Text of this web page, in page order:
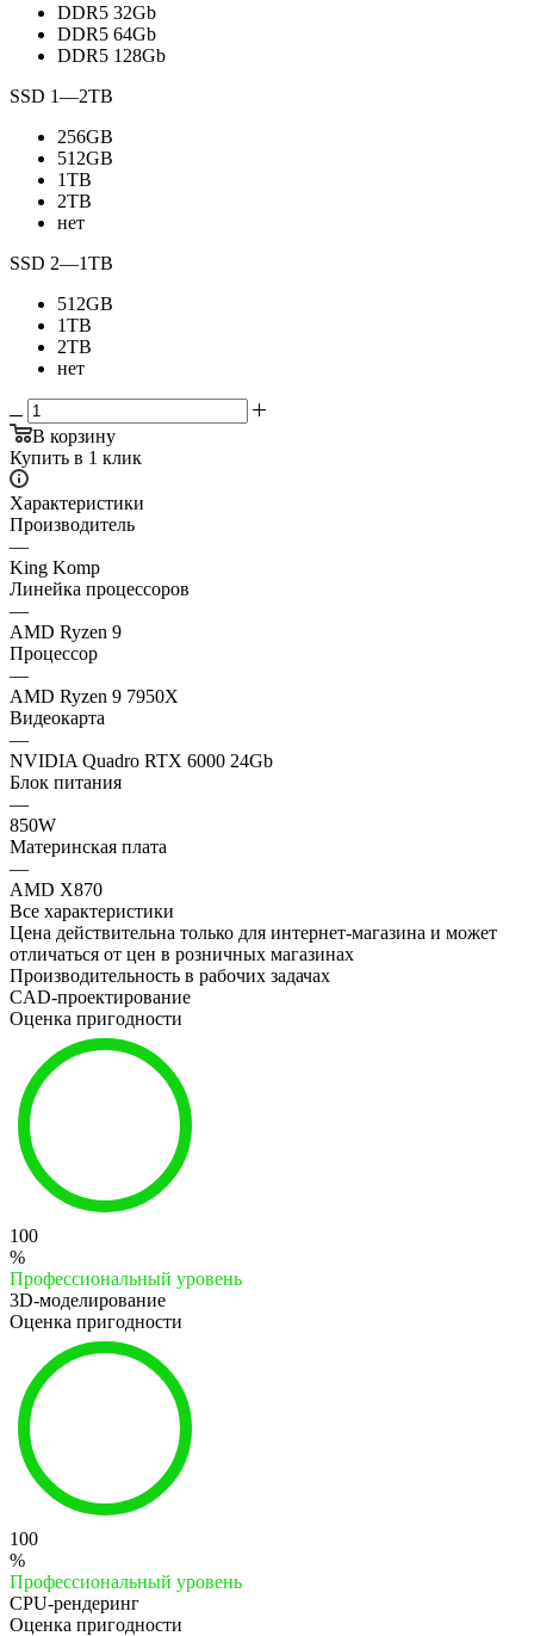
DDR5 32Gb
DDR5 64Gb
DDR5 128Gb
SSD 1—2TB
256GB
512GB
1TB
2TB
нет
SSD 2—1TB
512GB
1TB
2TB
нет
В корзину
Купить в 1 клик
Характеристики
Производитель
—
King Komp
Линейка процессоров
—
AMD Ryzen 9
Процессор
—
AMD Ryzen 9 7950X
Видеокарта
—
NVIDIA Quadro RTX 6000 24Gb
Блок питания
—
850W
Материнская плата
—
AMD X870
Все характеристики
Цена действительна только для интернет-магазина и может
отличаться от цен в розничных магазинах
Производительность в рабочих задачах
CAD-проектирование
Оценка пригодности
100
%
Профессиональный уровень
3D-моделирование
Оценка пригодности
100
%
Профессиональный уровень
CPU-рендеринг
Оценка пригодности